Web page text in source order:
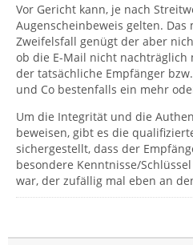
Vor Gericht kann, je nach
Augenscheinbeweis gelten.
Zweifelsfall genügt der aber
ob die E-Mail nicht
der tatsächliche Empfänger
und Co bestenfalls ein mehr
Um die Integrität und die
beweisen, gibt es die
sichergestellt, dass der
besondere Kenntnisse/
war, der zufällig mal eben an